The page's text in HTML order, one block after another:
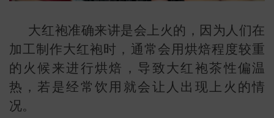
叶
大红袍准确来讲是会上火的，因为人们在
加工制作大红袍时，通常会用烘焙程度较重
的火候来进行烘焙，导致大红袍茶性偏温
热，若是经常饮用就会让人出现上火的情
况。